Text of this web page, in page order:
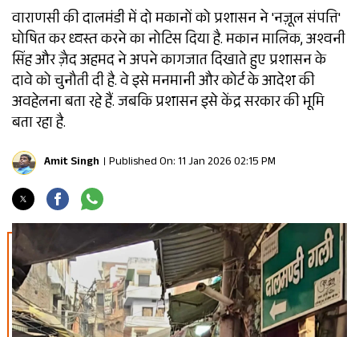
वाराणसी की दालमंडी में दो मकानों को प्रशासन ने 'नज़ूल संपत्ति'
घोषित कर ध्वस्त करने का नोटिस दिया है. मकान मालिक, अश्वनी
सिंह और ज़ैद अहमद ने अपने कागजात दिखाते हुए प्रशासन के
दावे को चुनौती दी है. वे इसे मनमानी और कोर्ट के आदेश की
अवहेलना बता रहे हैं. जबकि प्रशासन इसे केंद्र सरकार की भूमि
बता रहा है.
Amit Singh Published On: 11 Jan 2026 02:15 PM